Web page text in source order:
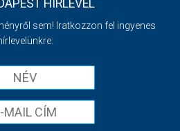
HÍRLEVÉL
sem! Iratkozzon fel ingyenes